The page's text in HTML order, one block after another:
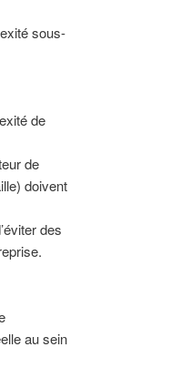
sous-
de
de
doivent
des
au sein